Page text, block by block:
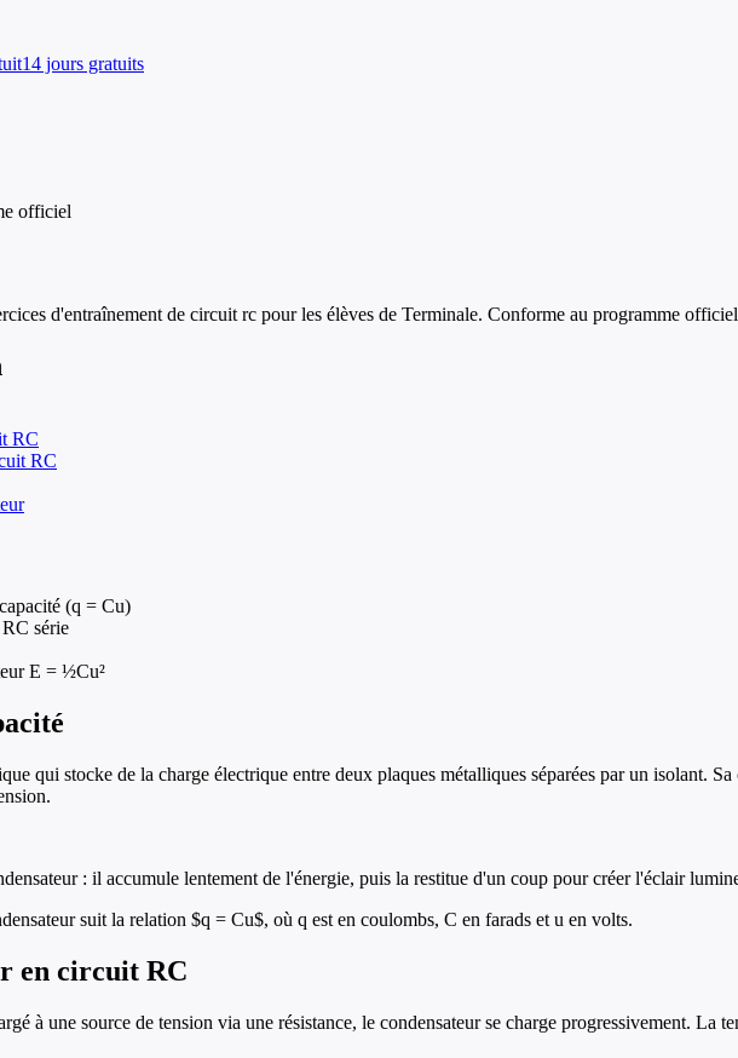
14 jours gratuits
officiel
d'entraînement de circuit rc pour les élèves de Terminale. Conforme au programme
RC
RC
(q = Cu)
série
E = ½Cu²
qui stocke de la charge électrique entre deux plaques métalliques séparées par un isolant.
: il accumule lentement de l'énergie, puis la restitue d'un coup pour créer l'éclair
suit la relation $q = Cu$, où q est en coulombs, C en farads et u en volts.
en circuit RC
à une source de tension via une résistance, le condensateur se charge progressivement. La